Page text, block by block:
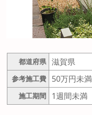
都道府県 滋賀県
参考施工費 50万円未満
施工期間 1週間未満